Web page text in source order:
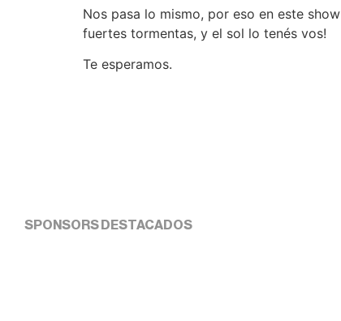
Nos pasa lo mismo, por eso en este
fuertes tormentas, y el sol lo tenés vos!
Te esperamos.
SPONSORS DESTACADOS